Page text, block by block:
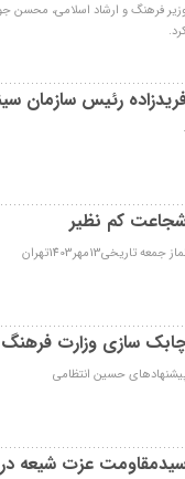
فرهنگ و ارشاد اسلامی، محسن
رئیس سازمان
کم نظیر
جمعه تاریخی13مهر1403تهران
سازی وزارت فرهنگ
حسین انتظامی
عزت شیعه در